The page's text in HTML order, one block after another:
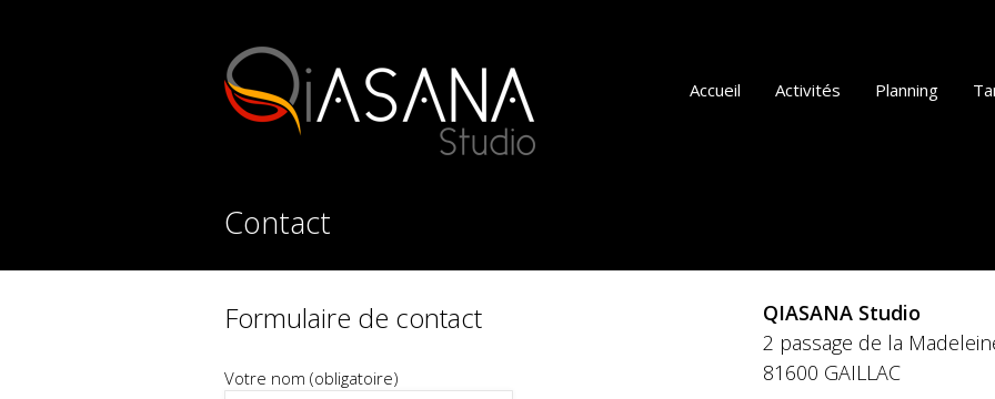
Accueil Activités Planning
Contact
Formulaire de contact
Votre nom (obligatoire)
QIASANA Studio
2 passage de la
81600 GAILLAC